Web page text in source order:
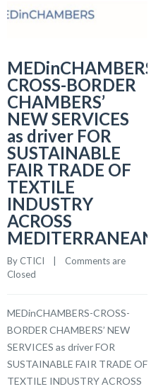
MEDinCHAMBERS-
CROSS-BORDER
CHAMBERS’
NEW SERVICES
as driver FOR
SUSTAINABLE
FAIR TRADE OF
TEXTILE
INDUSTRY
ACROSS
MEDITERRANEAN
By CTICI
Comments are
Closed
MEDinCHAMBERS-CROSS-
BORDER CHAMBERS’ NEW
SERVICES as driver FOR
SUSTAINABLE FAIR TRADE OF
TEXTILE INDUSTRY ACROSS